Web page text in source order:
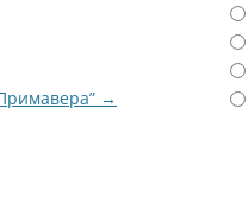
→